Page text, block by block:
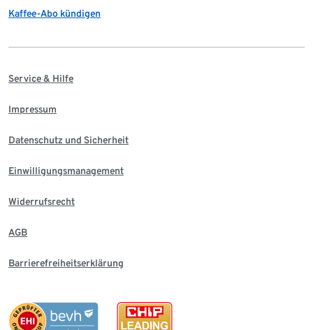
Kaffee-Abo kündigen
Service & Hilfe
Impressum
Datenschutz und Sicherheit
Einwilligungsmanagement
Widerrufsrecht
AGB
Barrierefreiheitserklärung